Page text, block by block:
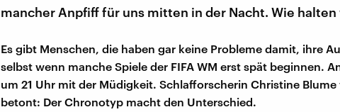
mancher Anpfiff für uns mitten in der Nacht. Wie halten
Es gibt Menschen, die haben gar keine Probleme damit, ihre
selbst wenn manche Spiele der FIFA WM erst spät beginnen.
um 21 Uhr mit der Müdigkeit. Schlafforscherin Christine Blume
betont: Der Chronotyp macht den Unterschied.